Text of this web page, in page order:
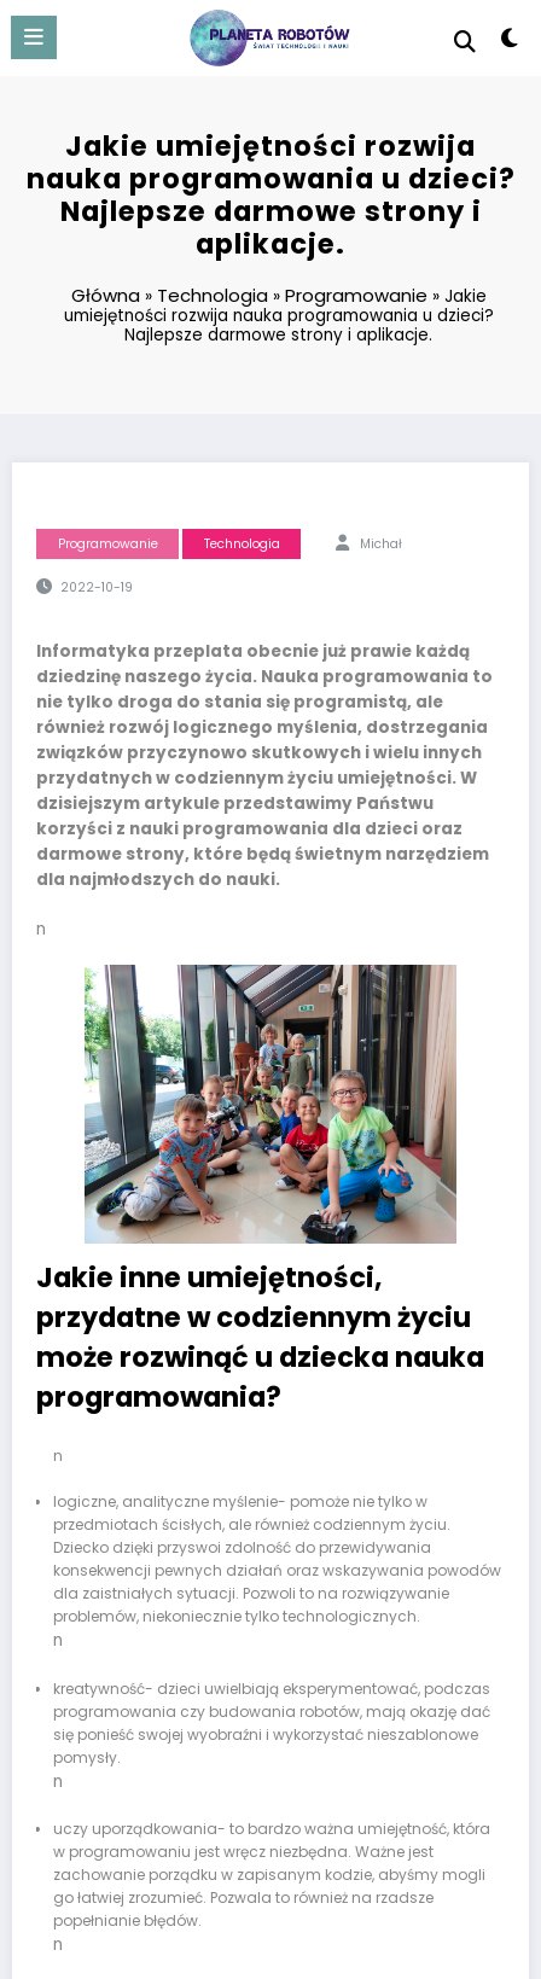
content
Jakie umiejętności rozwija
nauka programowania u dzieci?
Najlepsze darmowe strony i
aplikacje.
Główna» Technologia» Programowanie » Jakie
umiejętności rozwija nauka programowania u dzieci?
Najlepsze darmowe strony i aplikacje.
Programowanie Technologia Michał
2022-10-19
Informatyka przeplata obecnie już prawie każdą
dziedzinę naszego życia. Nauka programowania to
nie tylko droga do stania się programistą, ale
również rozwój logicznego myślenia, dostrzegania
związków przyczynowo skutkowych i wielu innych
przydatnych w codziennym życiu umiejętności. W
dzisiejszym artykule przedstawimy Państwu
korzyści z nauki programowania dla dzieci oraz
darmowe strony, które będą świetnym narzędziem
dla najmłodszych do nauki.
n
Jakie inne umiejętności,
przydatne w codziennym życiu
może rozwinąć u dziecka nauka
programowania?
n
logiczne, analityczne myślenie- pomoże nie tylko w
przedmiotach ścisłych, ale również codziennym życiu.
Dziecko dzięki przyswoi zdolność do przewidywania
konsekwencji pewnych działań oraz wskazywania powodów
dla zaistniałych sytuacji. Pozwoli to na rozwiązywanie
problemów, niekoniecznie tylko technologicznych.
n
kreatywność- dzieci uwielbiają eksperymentować, podczas
programowania czy budowania robotów, mają okazję dać
się ponieść swojej wyobraźni i wykorzystać nieszablonowe
pomysły.
n
uczy uporządkowania- to bardzo ważna umiejętność, która
w programowaniu jest wręcz niezbędna. Ważne jest
zachowanie porządku w zapisanym kodzie, abyśmy mogli
go łatwiej zrozumieć. Pozwala to również na rzadsze
popełnianie błędów.
n